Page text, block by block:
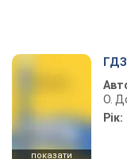
показати
О.
Рік: